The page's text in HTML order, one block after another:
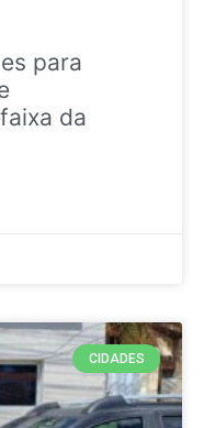
para
da
CIDADES